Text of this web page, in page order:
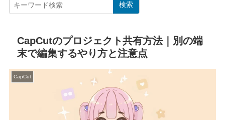
検索
CapCutのプロジェクト共有方法｜別の端
末で編集するやり方と注意点
CapCut